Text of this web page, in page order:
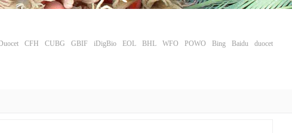
CFH CUBG GBIF iDigBio EOL BHL WFO POWO Bing Baidu duocet